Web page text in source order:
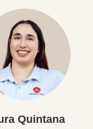
Quintana